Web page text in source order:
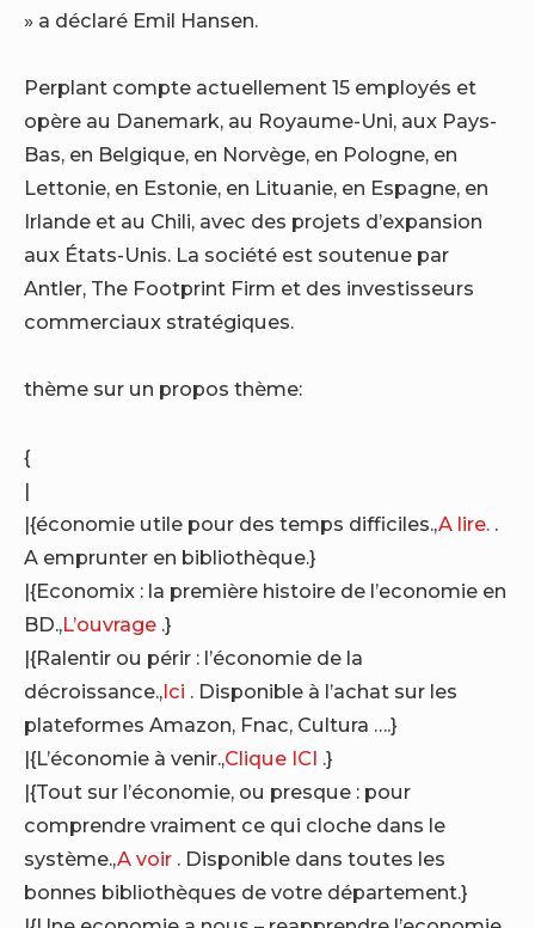
» a déclaré Emil Hansen.
Perplant compte actuellement 15 employés et
opère au Danemark, au Royaume-Uni, aux Pays-
Bas, en Belgique, en Norvège, en Pologne, en
Lettonie, en Estonie, en Lituanie, en Espagne, en
Irlande et au Chili, avec des projets d’expansion
aux États-Unis. La société est soutenue par
Antler, The Footprint Firm et des investisseurs
commerciaux stratégiques.
thème sur un propos thème:
{
|
|{économie utile pour des temps difficiles.,A lire. .
A emprunter en bibliothèque.}
|{Economix : la première histoire de l’economie en
BD.,L’ouvrage .}
|{Ralentir ou périr : l’économie de la
décroissance.,Ici . Disponible à l’achat sur les
plateformes Amazon, Fnac, Cultura ….}
|{L’économie à venir.,Clique ICI .}
|{Tout sur l’économie, ou presque : pour
comprendre vraiment ce qui cloche dans le
système.,A voir . Disponible dans toutes les
bonnes bibliothèques de votre département.}